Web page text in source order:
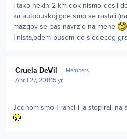
i tako nekih 2 km dok nismo dosli
ka autobuskoj,gde smo se rastali
mazgov se bas navrz'o na mene
I nista,odem busom do sledeceg
Cruela DeVil Members
April 27, 201115 yr
Jednom smo Franci i ja stopirali na